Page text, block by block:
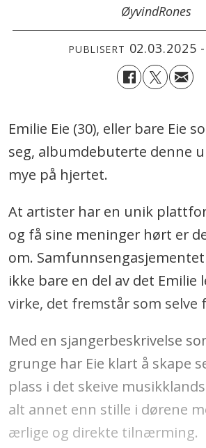
ØyvindRones
PUBLISERT 02.03.2025
Emilie Eie (30), eller bare Eie
seg, albumdebuterte denne
mye på hjertet.
At artister har en unik
og få sine meninger hørt er
om.
ikke bare en del av det Emilie
virke, det fremstår som selve
Med en sjangerbeskrivelse
grunge har Eie klart å skape
plass i det skeive
alt annet enn stille i dørene
ærlige og direkte tilnærming.